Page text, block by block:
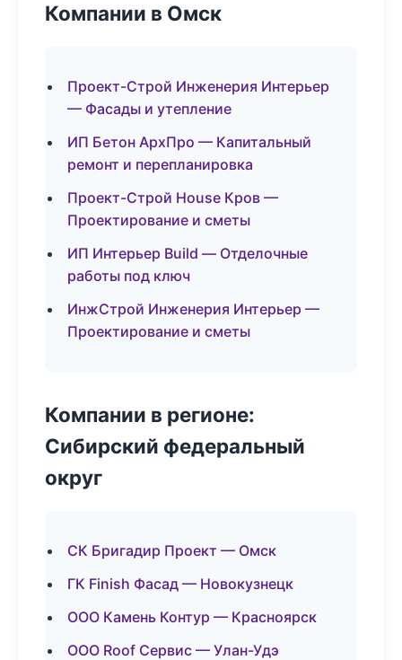
Компании в Омск
Проект-Строй Инженерия Интерьер
— Фасады и утепление
ИП Бетон АрхПро — Капитальный
ремонт и перепланировка
Проект-Строй House Кров —
Проектирование и сметы
ИП Интерьер Build — Отделочные
работы под ключ
ИнжСтрой Инженерия Интерьер —
Проектирование и сметы
Компании в регионе:
Сибирский федеральный
округ
СК Бригадир Проект — Омск
ГК Finish Фасад — Новокузнецк
ООО Камень Контур — Красноярск
ООО Roof Сервис — Улан-Удэ